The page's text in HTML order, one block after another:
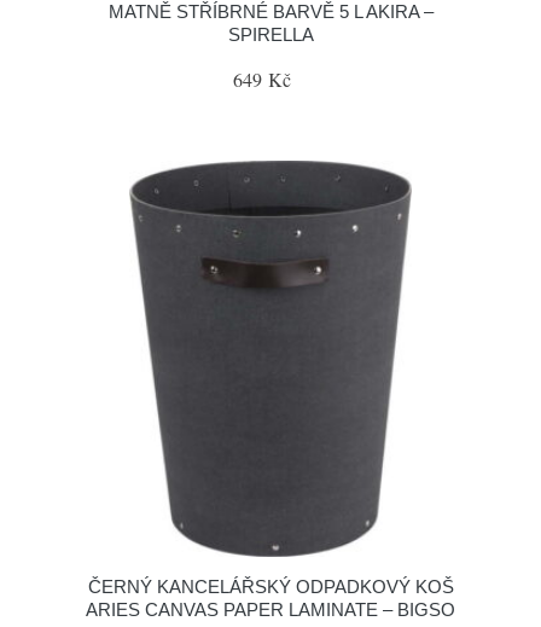
MATNĚ STŘÍBRNÉ BARVĚ 5 L AKIRA –
SPIRELLA
649 Kč
ČERNÝ KANCELÁŘSKÝ ODPADKOVÝ KOŠ
ARIES CANVAS PAPER LAMINATE – BIGSO